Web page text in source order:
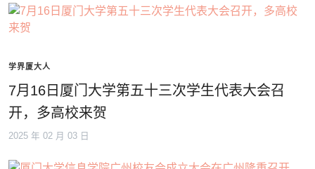
学界厦大人
7月16日厦门大学第五十三次学生代表大会召
开，多高校来贺
2025 年 02 月 03 日